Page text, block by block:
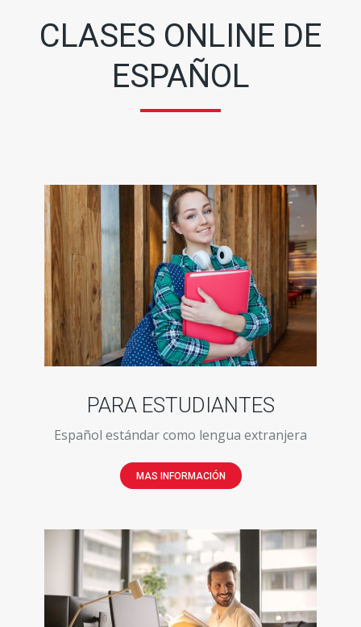
CLASES ONLINE DE
ESPAÑOL
PARA ESTUDIANTES
Español estándar como lengua extranjera
MAS INFORMACIÓN